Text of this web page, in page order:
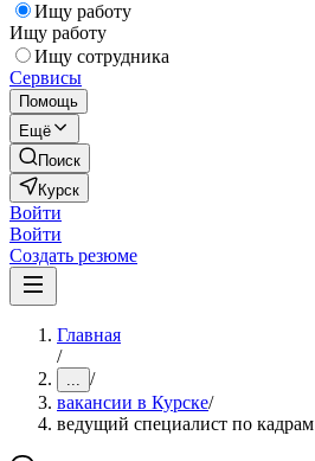
Ищу работу
Ищу работу
Ищу сотрудника
Сервисы
Помощь
Ещё
Поиск
Курск
Войти
Войти
Создать резюме
Главная
/
... /
вакансии в Курске/
ведущий специалист по кадрам